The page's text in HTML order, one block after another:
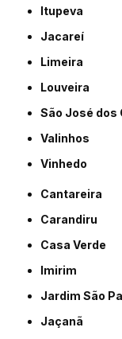
Itupeva
Jacareí
Limeira
Louveira
São José
Valinhos
Vinhedo
Cantareira
Carandiru
Casa Verde
Imirim
Jardim São
Jaçanã